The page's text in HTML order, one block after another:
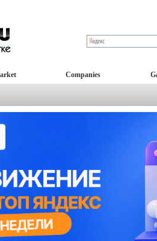
Companies